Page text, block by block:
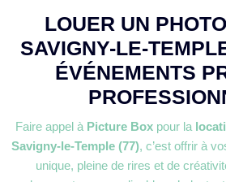
LOUER UN
SAVIGNY-LE-
ÉVÉNEMENTS
Faire appel à Picture Boxpour la
Savigny-le-Temple (77), c’est offrir à
unique, pleine de rires et de